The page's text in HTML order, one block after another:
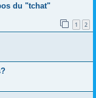
du "tchat"
1 2